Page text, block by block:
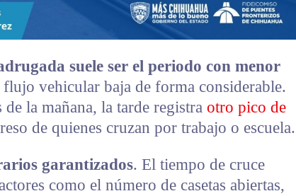
suele ser el periodo con menor
flujo vehicular baja de forma considerable.
de la mañana, la tarde registra otro pico de
de quienes cruzan por trabajo o escuela.
garantizados. El tiempo de cruce
como el número de casetas abiertas,